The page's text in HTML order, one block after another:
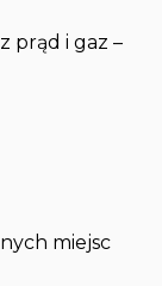
prąd i gaz –
miejsc